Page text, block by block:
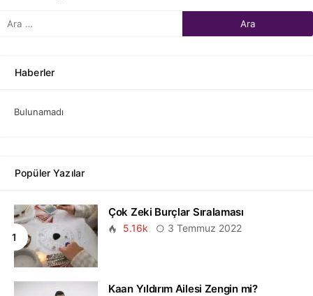
Haberler
Bulunamadı
Popüler Yazılar
Çok Zeki Burçlar Sıralaması
5.16k 3 Temmuz 2022
Kaan Yıldırım Ailesi Zengin mi?